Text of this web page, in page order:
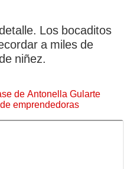
Los bocaditos
a miles de
niñez.
de Antonella Gularte
emprendedoras